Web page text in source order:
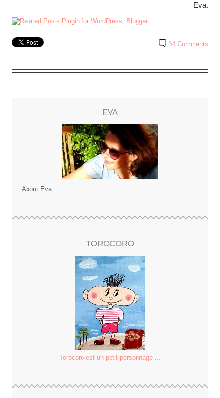
Eva.
34 Comments
EVA
About Eva
TOROCORO
Torocoro est un petit personnage ...